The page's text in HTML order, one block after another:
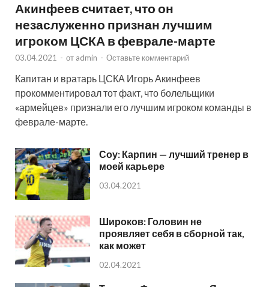
Акинфеев считает, что он
незаслуженно признан лучшим
игроком ЦСКА в феврале-марте
03.04.2021 - от admin - Оставьте комментарий
Капитан и вратарь ЦСКА Игорь Акинфеев
прокомментировал тот факт, что болельщики
«армейцев» признали его лучшим игроком команды в
феврале-марте.
Соу: Карпин — лучший тренер в
моей карьере
03.04.2021
Широков: Головин не
проявляет себя в сборной так,
как может
02.04.2021